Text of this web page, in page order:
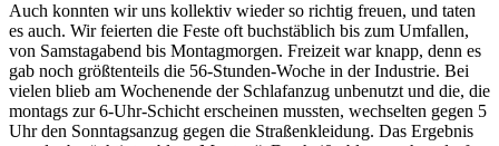
Auch konnten wir uns kollektiv wieder so richtig freuen, und taten
es auch. Wir feierten die Feste oft buchstäblich bis zum Umfallen,
von Samstagabend bis Montagmorgen. Freizeit war knapp, denn es
gab noch größtenteils die 56-Stunden-Woche in der Industrie. Bei
vielen blieb am Wochenende der Schlafanzug unbenutzt und die, die
montags zur 6-Uhr-Schicht erscheinen mussten, wechselten gegen 5
Uhr den Sonntagsanzug gegen die Straßenkleidung. Das Ergebnis